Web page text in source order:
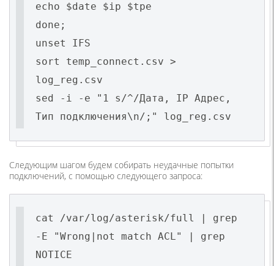
echo $date $ip $tpe
done;
unset IFS
sort temp_connect.csv >
log_reg.csv
sed -i -e "1 s/^/Дата, IP Адрес,
Тип подключения\n/;" log_reg.csv
Следующим шагом будем собирать неудачные попытки
подключений, с помощью следующего запроса:
cat /var/log/asterisk/full | grep
-E "Wrong|not match ACL" | grep
NOTICE